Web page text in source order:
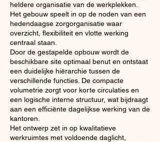
heldere organisatie van de werkplekken.
Het gebouw speelt in op de noden van een
hedendaagse zorgorganisatie waar
overzicht, flexibiliteit en vlotte werking
centraal staan.
Door de gestapelde opbouw wordt de
beschikbare site optimaal benut en ontstaat
een duidelijke hiërarchie tussen de
verschillende functies. De compacte
volumetrie zorgt voor korte circulaties en
een logische interne structuur, wat bijdraagt
aan een efficiënte dagelijkse werking van de
kantoren.
Het ontwerp zet in op kwalitatieve
werkruimtes met voldoende daglicht,